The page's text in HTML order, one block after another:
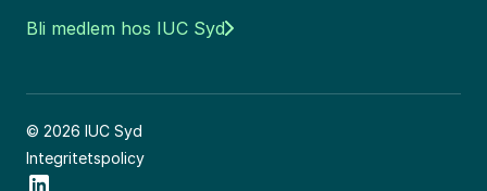
Bli medlem hos IUC Syd
© 2026 IUC Syd
Integritetspolicy
Social Icon